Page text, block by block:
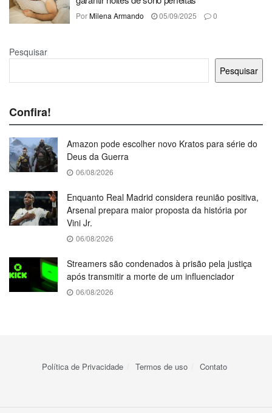
PorMilena Armando 05/09/2025 0
Pesquisar
Pesquisar
Confira!
Amazon pode escolher novo Kratos para série do
Deus da Guerra
06/08/2026
Enquanto Real Madrid considera reunião positiva,
Arsenal prepara maior proposta da história por
Vini Jr.
06/08/2026
Streamers são condenados à prisão pela justiça
após transmitir a morte de um influenciador
06/08/2026
Política de Privacidade Termos de uso Contato